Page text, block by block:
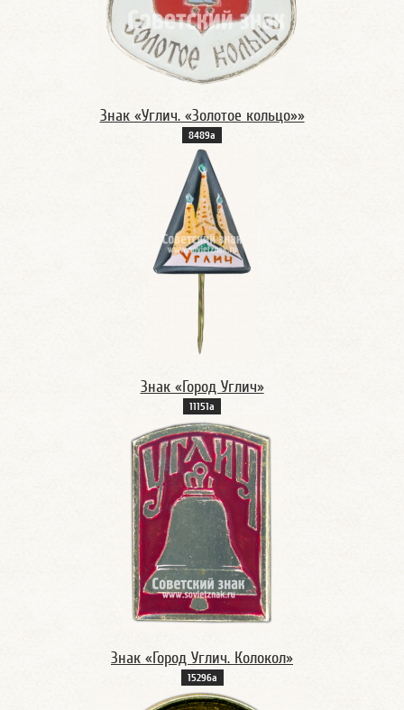
Знак «Углич. «Золотое кольцо»»
8489а
Знак «Город Углич»
11151а
Знак «Город Углич. Колокол»
15296а